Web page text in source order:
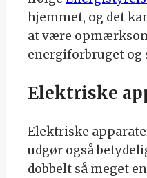
hjemmet, og det
at være
energiforbruget og
Elektriske
Elektriske
udgør også
dobbelt så meget